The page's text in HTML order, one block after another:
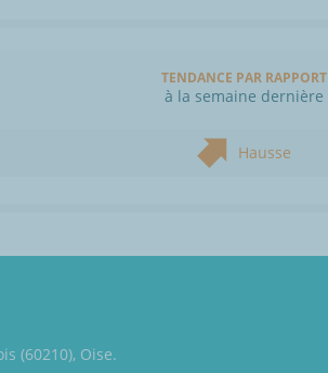
TENDANCE PAR RAPPORT
à la semaine dernière
Hausse
(60210), Oise.